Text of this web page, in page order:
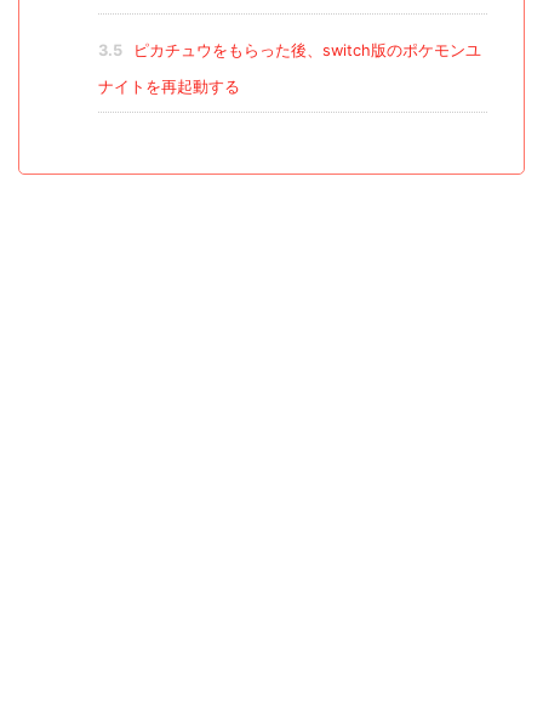
3.5
ピカチュウをもらった後、switch版のポケモンユ
ナイトを再起動する